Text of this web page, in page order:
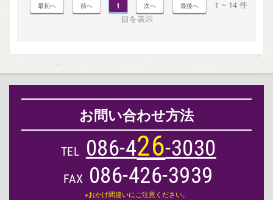
1
1 ~ 14 件
目を表示
お問い合わせ方法
TEL 086-426-3030
FAX 086-426-3939
※おかけ間違いにご注意ください。